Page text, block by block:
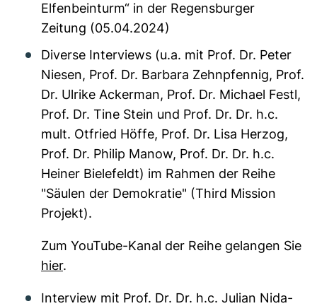
Elfenbeinturm“ in der Regensburger
Zeitung (05.04.2024)
Diverse Interviews (u.a. mit Prof. Dr. Peter
Niesen, Prof. Dr. Barbara Zehnpfennig, Prof.
Dr. Ulrike Ackerman, Prof. Dr. Michael Festl,
Prof. Dr. Tine Stein und Prof. Dr. Dr. h.c.
mult. Otfried Höffe, Prof. Dr. Lisa Herzog,
Prof. Dr. Philip Manow, Prof. Dr. Dr. h.c.
Heiner Bielefeldt) im Rahmen der Reihe
"Säulen der Demokratie" (Third Mission
Projekt).
Zum YouTube-Kanal der Reihe gelangen Sie
hier.
Interview mit Prof. Dr. Dr. h.c. Julian Nida-